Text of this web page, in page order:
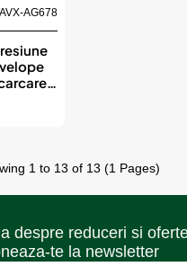
AVX-AG678
1 to 13 of 13 (1 Pages)
despre reduceri si
te la newsletter